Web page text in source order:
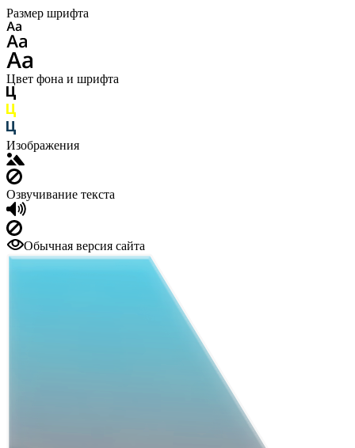
Размер шрифта
Цвет фона и шрифта
Изображения
Озвучивание текста
Обычная версия сайта